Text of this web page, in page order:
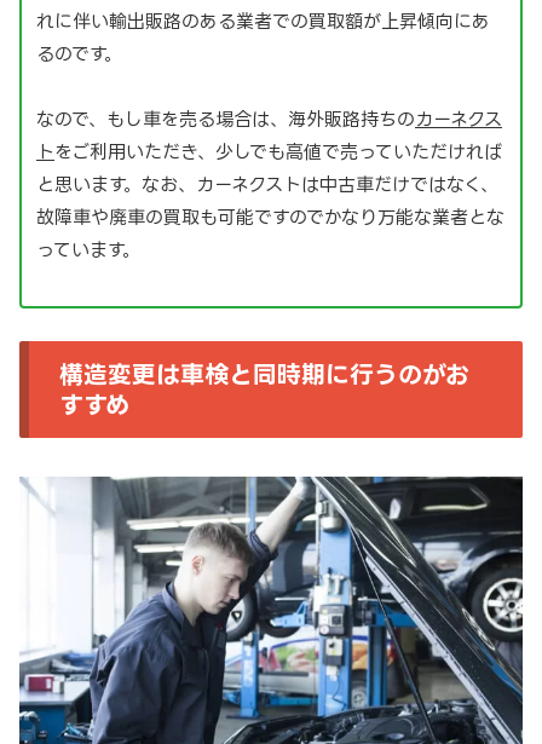
れに伴い輸出販路のある業者での買取額が上昇傾向にあ
るのです。
なので、もし車を売る場合は、海外販路持ちのカーネクス
トをご利用いただき、少しでも高値で売っていただければ
と思います。なお、カーネクストは中古車だけではなく、
故障車や廃車の買取も可能ですのでかなり万能な業者とな
っています。
構造変更は車検と同時期に行うのがお
すすめ